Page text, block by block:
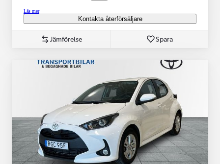
Läs mer
Kontakta återförsäljare
Jämförelse Spara